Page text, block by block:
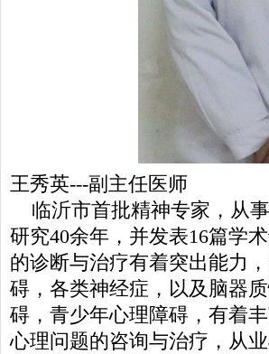
王秀英---副主任医师
临沂市首批精神专家，从
研究40余年，并发表16篇学
的诊断与治疗有着突出能力
碍，各类神经症，以及脑器
碍，青少年心理障碍，有着
心理问题的咨询与治疗，从